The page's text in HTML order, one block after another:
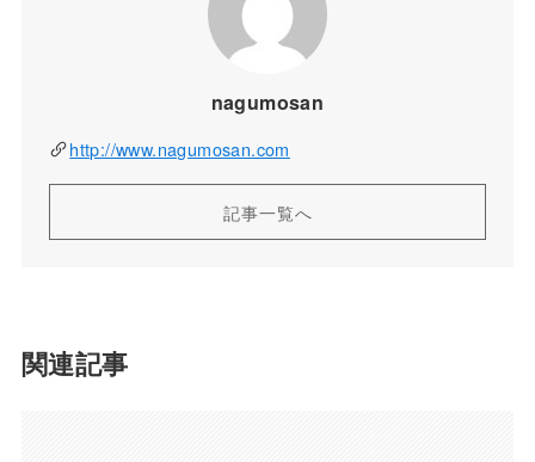
nagumosan
http://www.nagumosan.com
記事一覧へ
関連記事